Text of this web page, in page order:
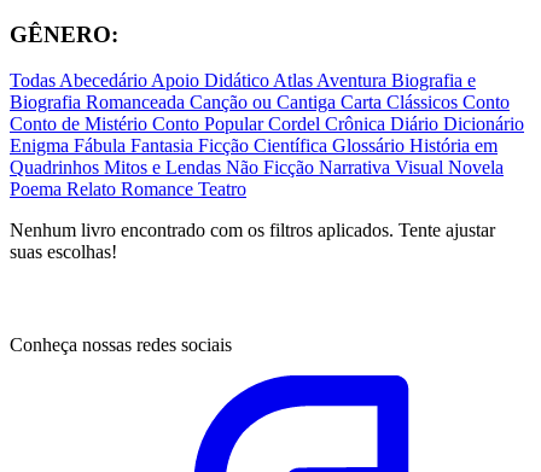
GÊNERO:
TodasAbecedárioApoio DidáticoAtlasAventura Biografia e
Biografia Romanceada Canção ou Cantiga Carta Clássicos Conto
Conto de Mistério Conto PopularCordel Crônica Diário Dicionário
Enigma Fábula Fantasia Ficção Científica Glossário História em
Quadrinhos Mitos e Lendas Não Ficção Narrativa Visual Novela
Poema Relato Romance Teatro
Nenhum livro encontrado com os filtros aplicados. Tente ajustar
suas escolhas!
Conheça nossas redes sociais